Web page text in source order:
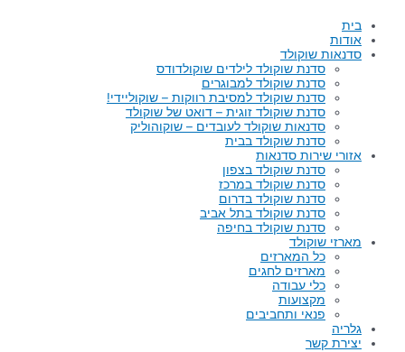
בית
אודות
סדנאות שוקולד
סדנת שוקולד לילדים שוקולדודס
סדנת שוקולד למבוגרים
סדנת שוקולד למסיבת רווקות – שוקוליידי!
סדנת שוקולד זוגית – דואט של שוקולד
סדנאות שוקולד לעובדים – שוקוהוליק
סדנת שוקולד בבית
אזורי שירות סדנאות
סדנת שוקולד בצפון
סדנת שוקולד במרכז
סדנת שוקולד בדרום
סדנת שוקולד בתל אביב
סדנת שוקולד בחיפה
מארזי שוקולד
כל המארזים
מארזים לחגים
כלי עבודה
מקצועות
פנאי ותחביבים
גלריה
יצירת קשר